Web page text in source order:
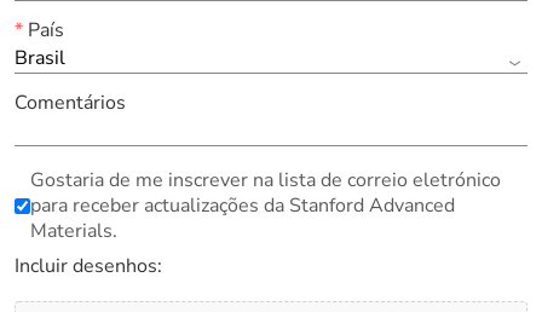
*País
Brasil
Comentários
Gostaria de me inscrever na lista de correio eletrónico
para receber actualizações da Stanford Advanced
Materials.
Incluir desenhos: